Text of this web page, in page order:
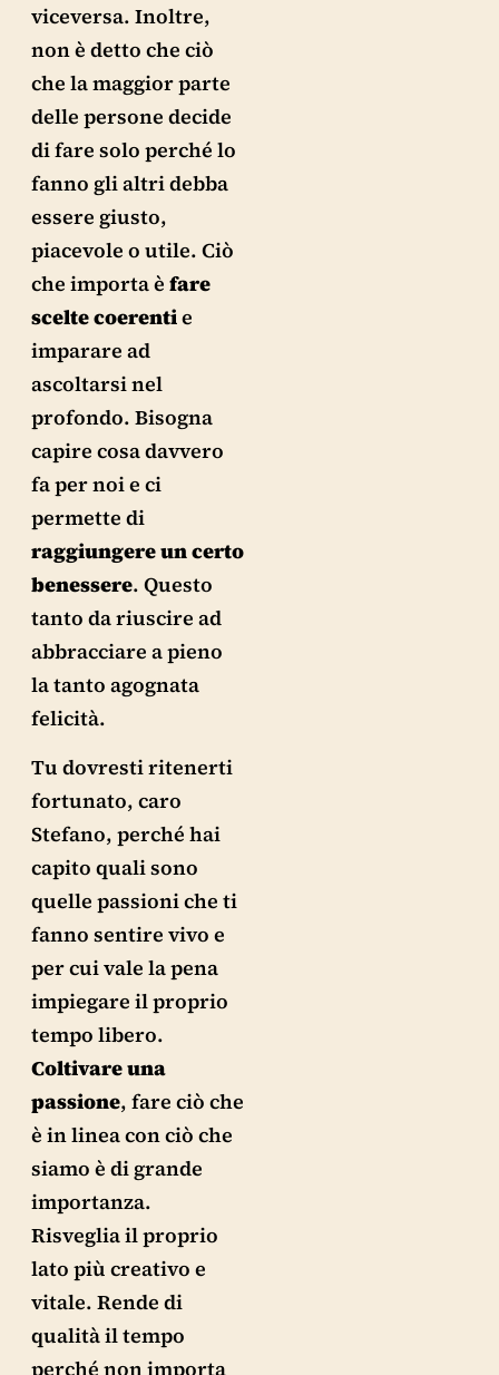
viceversa. Inoltre,
non è detto che ciò
che la maggior parte
delle persone decide
di fare solo perché lo
fanno gli altri debba
essere giusto,
piacevole o utile. Ciò
che importa è fare
scelte coerentie
imparare ad
ascoltarsi nel
profondo. Bisogna
capire cosa davvero
fa per noi e ci
permette di
raggiungere un certo
benessere. Questo
tanto da riuscire ad
abbracciare a pieno
la tanto agognata
felicità.
Tu dovresti ritenerti
fortunato, caro
Stefano, perché hai
capito quali sono
quelle passioni che ti
fanno sentire vivo e
per cui vale la pena
impiegare il proprio
tempo libero.
Coltivare una
passione, fare ciò che
è in linea con ciò che
siamo è di grande
importanza.
Risveglia il proprio
lato più creativo e
vitale. Rende di
qualità il tempo
perché non importa